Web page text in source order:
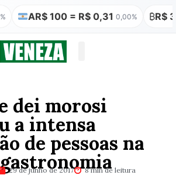
100 = R$ 0,31 0,00% ₿R$ 349.666 -
dei morosi
a intensa
de pessoas na
29 de junho de 2017 8 min de leitura